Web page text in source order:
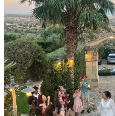
Lancez votre Substack
Obtenir l’appli
Substack: la plateforme pour la